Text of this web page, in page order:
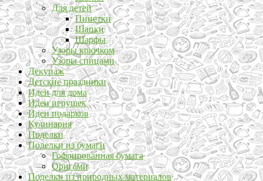
Для детей
Пинетки
Шапки
Шарфы
Узоры крючком
Узоры спицами
Декупаж
Детские праздники
Идеи для дома
Идеи игрушек
Идеи подарков
Кулинария
Поделки
Поделки из бумаги
Гофрированная бумага
Оригами
Поделки из природных материалов